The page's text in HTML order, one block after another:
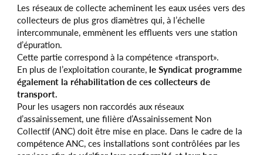
Les réseaux de collecte acheminent les eaux usées vers des
collecteurs de plus gros diamètres qui, à l’échelle
intercommunale, emmènent les effluents vers une station
d’épuration.
Cette partie correspond à la compétence «transport».
En plus de l’exploitation courante, le Syndicat programme
également la réhabilitation de ces collecteurs de
transport.
Pour les usagers non raccordés aux réseaux
d’assainissement, une filière d’Assainissement Non
Collectif (ANC) doit être mise en place. Dans le cadre de la
compétence ANC, ces installations sont contrôlées par les